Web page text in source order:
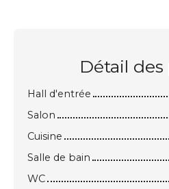
Détail des
Hall d'entrée
Salon
Cuisine
Salle de bain
WC